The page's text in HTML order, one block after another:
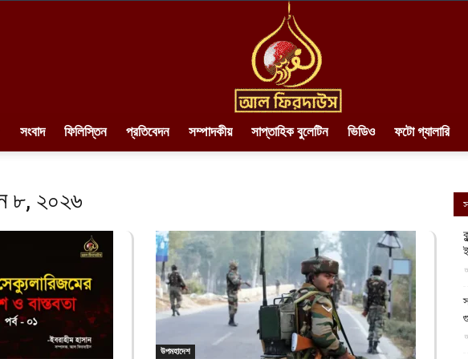
সংবাদ ফিলিস্তিন প্রতিবেদন সম্পাদকীয় সাপ্তাহিক বুলেটিন ভিডিও ফটো গ্যালারি
৮, ২০২৬
উপমহাদেশ